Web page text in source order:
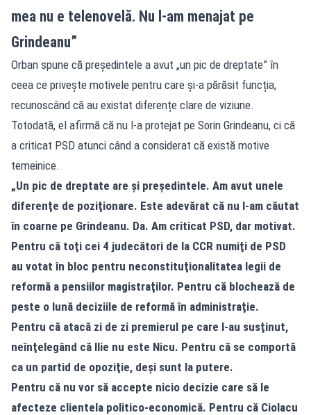
mea nu e telenovelă. Nu l-am menajat pe
Grindeanu”
Orban spune că președintele a avut „un pic de dreptate” în
ceea ce privește motivele pentru care și-a părăsit funcția,
recunoscând că au existat diferențe clare de viziune.
Totodată, el afirmă că nu l-a protejat pe Sorin Grindeanu, ci că
a criticat PSD atunci când a considerat că există motive
temeinice.
„Un pic de dreptate are şi preşedintele. Am avut unele
diferenţe de poziţionare. Este adevărat că nu l-am căutat
în coarne pe Grindeanu. Da. Am criticat PSD, dar motivat.
Pentru că toţi cei 4 judecători de la CCR numiţi de PSD
au votat în bloc pentru neconstituţionalitatea legii de
reformă a pensiilor magistraţilor. Pentru că blochează de
peste o lună deciziile de reformă în administraţie.
Pentru că atacă zi de zi premierul pe care l-au susţinut,
neînţelegând că Ilie nu este Nicu. Pentru că se comportă
ca un partid de opoziţie, deşi sunt la putere.
Pentru că nu vor să accepte nicio decizie care să le
afecteze clientela politico-economică. Pentru că Ciolacu